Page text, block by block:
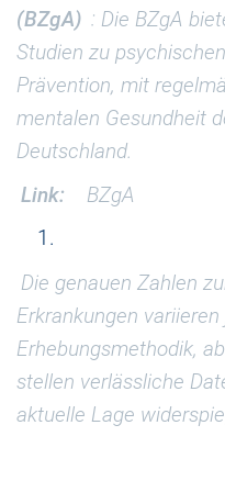
(BZgA) : Die BZgA
Studien zu
Prävention, mit
mentalen Gesundheit
Deutschland.
Link:
BZgA
Die genauen Zahlen
Erkrankungen
Erhebungsmethodik,
stellen verlässliche
aktuelle Lage